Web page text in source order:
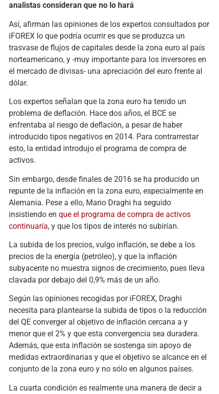
analistas consideran que no lo hará
Así, afirman las opiniones de los expertos consultados por
iFOREX lo que podría ocurrir es que se produzca un
trasvase de flujos de capitales desde la zona euro al país
norteamericano, y -muy importante para los inversores en
el mercado de divisas- una apreciación del euro frente al
dólar.
Los expertos señalan que la zona euro ha tenido un
problema de deflación. Hace dos años, el BCE se
enfrentaba al riesgo de deflación, a pesar de haber
introducido tipos negativos en 2014. Para contrarrestar
esto, la entidad introdujo el programa de compra de
activos.
Sin embargo, desde finales de 2016 se ha producido un
repunte de la inflación en la zona euro, especialmente en
Alemania. Pese a ello, Mario Draghi ha seguido
insistiendo en que el programa de compra de activos
continuaría, y que los tipos de interés no subirían.
La subida de los precios, vulgo inflación, se debe a los
precios de la energía (petróleo), y que la inflación
subyacente no muestra signos de crecimiento, pues lleva
clavada por debajo del 0,9% más de un año.
Según las opiniones recogidas por iFOREX, Draghi
necesita para plantearse la subida de tipos o la reducción
del QE converger al objetivo de inflación cercana a y
menor que el 2% y que esta convergencia sea duradera.
Además, que esta inflación se sostenga sin apoyo de
medidas extraordinarias y que el objetivo se alcance en el
conjunto de la zona euro y no sólo en algunos países.
La cuarta condición es realmente una manera de decir a